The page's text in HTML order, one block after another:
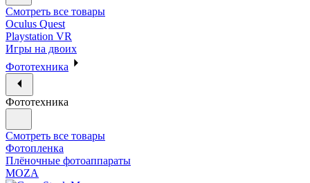
Смотреть все товары
Oculus Quest
Playstation VR
Игры на двоих
Фототехника
Фототехника
Смотреть все товары
Фотопленка
Плёночные фотоаппараты
MOZA